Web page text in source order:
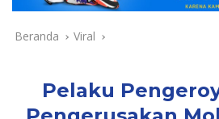
Beranda Viral
Pelaku